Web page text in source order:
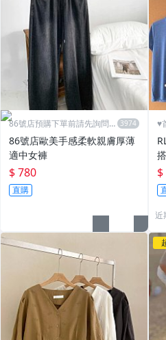
86號店預購下單前請先詢問數
86號店歐美手感柔軟親膚厚薄
適中女褲
$ 780
直購
♥️
搭
近